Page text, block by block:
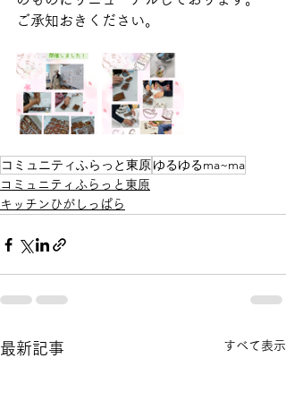
ご承知おきください。
コミュニティふらっと東原ゆるゆるma~ma
コミュニティふらっと東原
キッチンひがしっぱら
最新記事 すべて表示